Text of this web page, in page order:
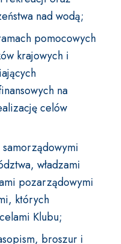
nad wodą;
pomocowych
krajowych i
na
celów
samorządowymi
władzami
pozarządowymi
których
Klubu;
broszur i